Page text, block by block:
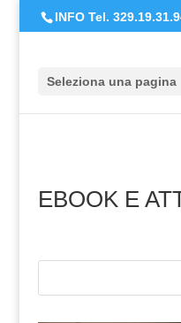
INFO Tel.
Seleziona una pagina
EBOOK E